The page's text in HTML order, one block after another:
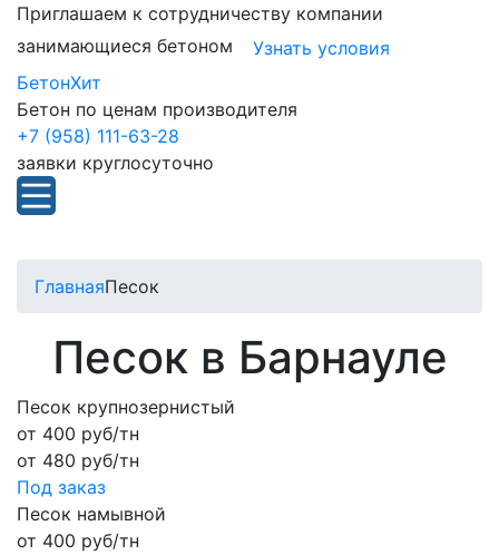
Приглашаем к сотрудничеству компании
занимающиеся бетоном
Узнать условия
БетонХит
Бетон по ценам производителя
+7 (958) 111-63-28
заявки круглосуточно
ГлавнаяПесок
Песок в Барнауле
Песок крупнозернистый
от 400 руб/тн
от 480 руб/тн
Под заказ
Песок намывной
от 400 руб/тн